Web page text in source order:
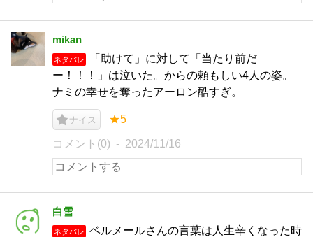
mikan
ネタバレ
「助けて」に対して「当たり前だ
ー！！！」は泣いた。からの頼もしい4人の姿。
ナミの幸せを奪ったアーロン酷すぎ。
ナイス ★5
コメント(0) 2024/11/16
白雪
ネタバレ
ベルメールさんの言葉は人生辛くなった時